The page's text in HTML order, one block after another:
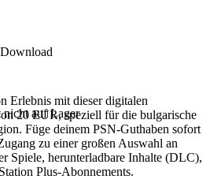
Geschenkkarte 20 EUR
Erlebnis mit dieser digitalen
20 EUR, speziell für die bulgarische
Füge deinem PSN-Guthaben sofort
zu einer großen Auswahl an
Spiele, herunterladbare Inhalte (DLC),
Plus-Abonnements.
nicht auf Lager